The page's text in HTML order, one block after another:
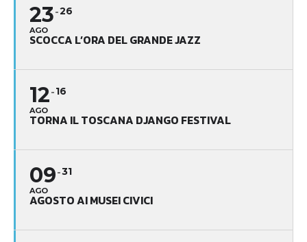
23
AGO
26
SCOCCA L’ORA DEL GRANDE JAZZ
12
AGO
16
TORNA IL TOSCANA DJANGO FESTIVAL
09
AGO
31
AGOSTO AI MUSEI CIVICI